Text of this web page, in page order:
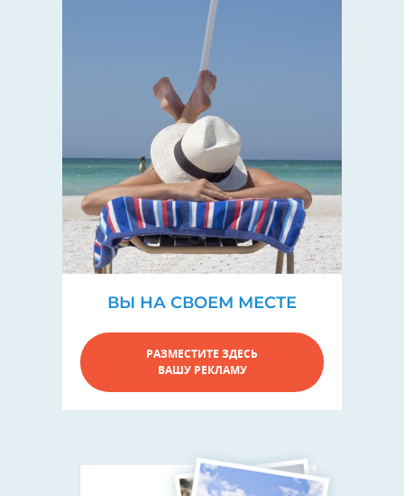
ВЫ НА СВОЕМ МЕСТЕ
РАЗМЕСТИТЕ ЗДЕСЬ
ВАШУ РЕКЛАМУ